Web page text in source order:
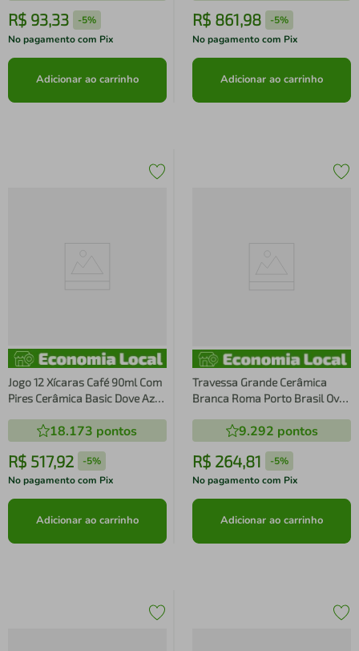
R$ 93,33 -5%
No pagamento com Pix
Adicionar ao carrinho
R$ 861,98 -5%
No pagamento com Pix
Adicionar ao carrinho
Jogo 12 Xícaras Café 90ml Com
Pires Cerâmica Basic Dove Azul
18.173 pontos
R$ 517,92 -5%
No pagamento com Pix
Adicionar ao carrinho
Travessa Grande Cerâmica
Branca Roma Porto Brasil Oval
9.292 pontos
R$ 264,81 -5%
No pagamento com Pix
Adicionar ao carrinho